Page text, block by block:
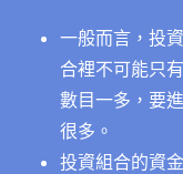
一般而言，投
合裡不可能只
數目一多，要
很多。
投資組合的資